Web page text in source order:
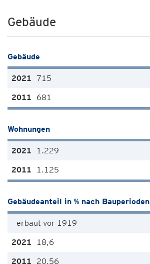
Gebäude
Gebäude
715
681
Wohnungen
1.229
1.125
Gebäudeanteil in % nach Bauperioden
erbaut vor 1919
18,6
20,56